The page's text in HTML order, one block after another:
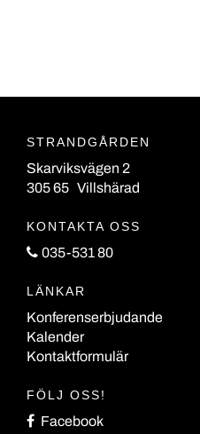
STRANDGÅRDEN
Skarviksvägen 2
305 65 Villshärad
KONTAKTA OSS
035-531 80
LÄNKAR
Konferenserbjudande
Kalender
Kontaktformulär
FÖLJ OSS!
Facebook